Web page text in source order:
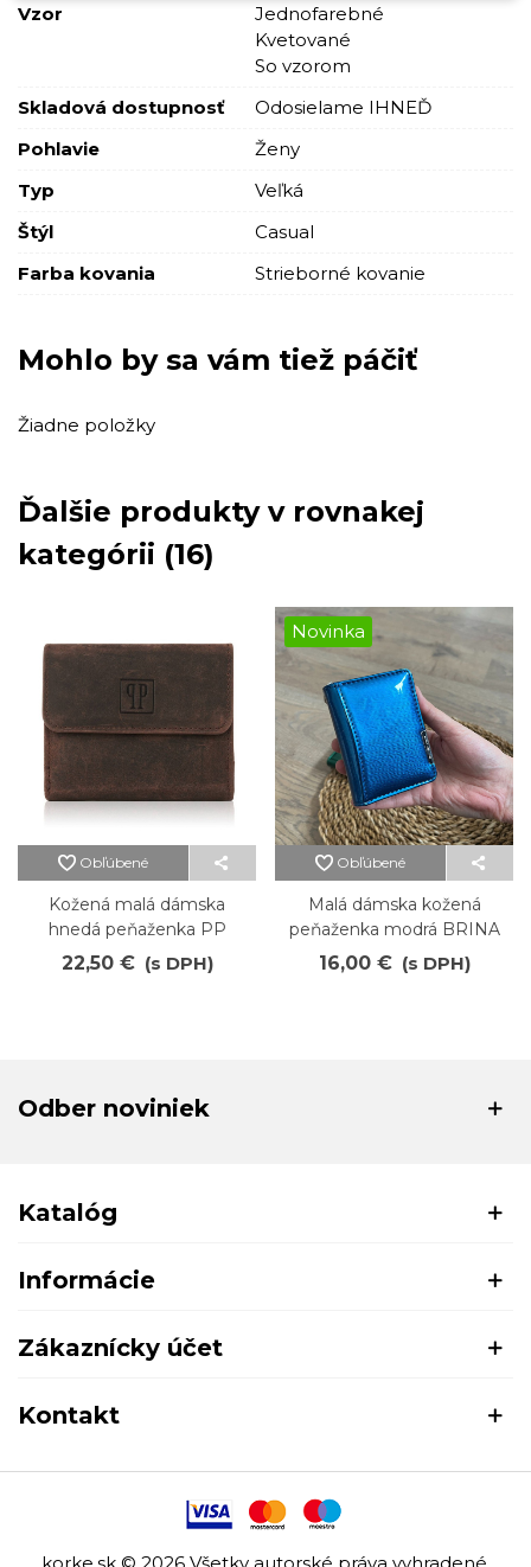
Vzor
Jednofarebné
Kvetované
So vzorom
Skladová dostupnosť
Odosielame IHNEĎ
Pohlavie
Ženy
Typ
Veľká
Štýl
Casual
Farba kovania
Strieborné kovanie
Mohlo by sa vám tiež páčiť
Žiadne položky
Ďalšie produkty v rovnakej
kategórii (16)
Obľúbené
Kožená malá dámska
hnedá peňaženka PP
22,50 € (s DPH)
Novinka
Obľúbené
Malá dámska kožená
peňaženka modrá BRINA
16,00 € (s DPH)
Odber noviniek
Katalóg
Informácie
Zákaznícky účet
Kontakt
korke.sk © 2026 Všetky autorské práva vyhradené.